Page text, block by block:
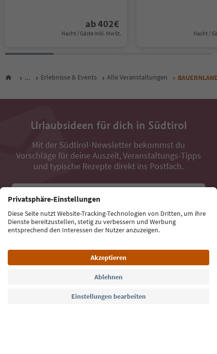
ab402€
Nacht / Gäste Inkl. MwSt. Nacht /
... Erlebnisse & Events Alle Veranstaltungen
Urlaubsideen für dich in Südtirol
Mit der Südtirol-Newsletter bekommst du
Vorschläge für deine Auszeit, Veranstaltungs-Tipps
und typische Rezepte direkt ins Postfach.
E-Mail Adresse
Jetzt anmelden